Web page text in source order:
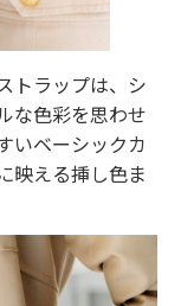
トラップは、シ
な色彩を思わせ
いベーシックカ
映える挿し色ま